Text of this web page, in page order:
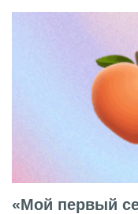
«Мой первый